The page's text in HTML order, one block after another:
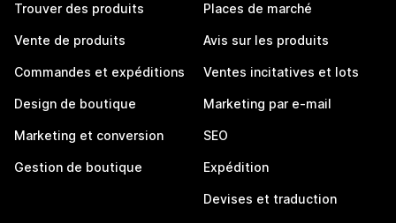
Trouver des produits
Vente de produits
Commandes et expéditions
Design de boutique
Marketing et conversion
Gestion de boutique
Places de marché
Avis sur les produits
Ventes incitatives et lots
Marketing par e-mail
SEO
Expédition
Devises et traduction